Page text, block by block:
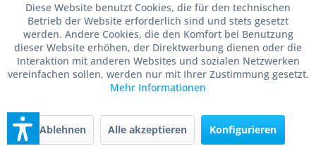
Diese Website benutzt Cookies, die für den technischen
Betrieb der Website erforderlich sind und stets gesetzt
werden. Andere Cookies, die den Komfort bei Benutzung
dieser Website erhöhen, der Direktwerbung dienen oder die
Interaktion mit anderen Websites und sozialen Netzwerken
vereinfachen sollen, werden nur mit Ihrer Zustimmung gesetzt.
Mehr Informationen
Ablehnen Alle akzeptieren Konfigurieren